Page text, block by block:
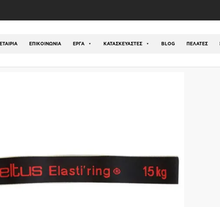
ΕΤΑΙΡΊΑ ΕΠΙΚΟΙΝΩΝΊΑ ΕΡΓΑ ΚΑΤΑΣΚΕΥΑΣΤΕΣ BLOG ΠΕΛΑΤΕΣ